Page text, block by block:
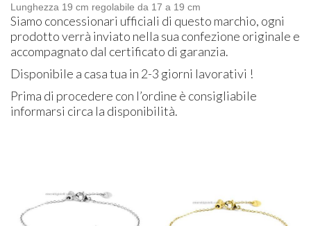
Lunghezza 19 cm regolabile da 17 a 19 cm
Siamo concessionari ufficiali di questo marchio, ogni
prodotto verrà inviato nella sua confezione originale e
accompagnato dal certificato di garanzia.
Disponibile a casa tua in 2-3 giorni lavorativi !
Prima di procedere con l’ordine è consigliabile
informarsi circa la disponibilità.